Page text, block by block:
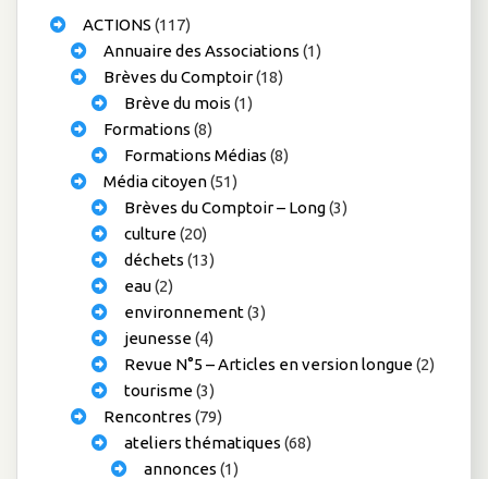
ACTIONS (117)
Annuaire des Associations (1)
Brèves du Comptoir(18)
Brève du mois (1)
Formations (8)
Formations Médias (8)
Média citoyen(51)
Brèves du Comptoir – Long(3)
culture(20)
déchets (13)
eau(2)
environnement(3)
jeunesse(4)
Revue N°5 – Articles en version longue(2)
tourisme(3)
Rencontres (79)
ateliers thématiques (68)
annonces (1)